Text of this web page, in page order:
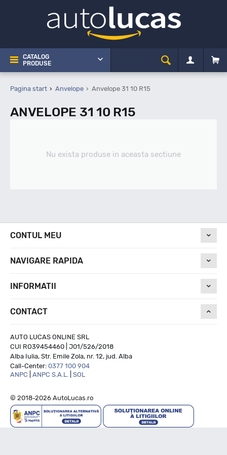
CATALOG
PRODUSE
Pagina start Anvelope Anvelope 31 10 R15
ANVELOPE 31 10 R15
Nu exista produse in aceasta sectiune
CONTUL MEU
NAVIGARE RAPIDA
INFORMATII
CONTACT
AUTO LUCAS ONLINE SRL
CUI RO39454460 | J01/526/2018
Alba Iulia, Str. Emile Zola, nr. 12, jud. Alba
Call-Center: 0377 100 904
ANPC
ANPC S.A.L. SOL
© 2018-2026 AutoLucas.ro